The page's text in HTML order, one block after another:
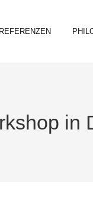
REFERENZEN
in